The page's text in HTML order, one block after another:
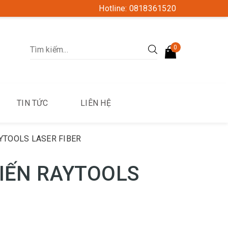
Hotline: 0818361520
0
TIN TỨC LIÊN HỆ
LASER FIBER
RAYTOOLS